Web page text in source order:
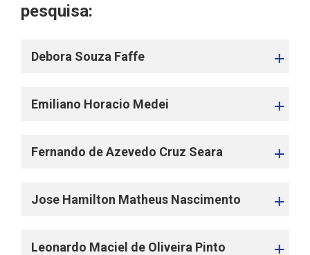
pesquisa:
Debora Souza Faffe
Emiliano Horacio Medei
Fernando de Azevedo Cruz Seara
Jose Hamilton Matheus Nascimento
Leonardo Maciel de Oliveira Pinto